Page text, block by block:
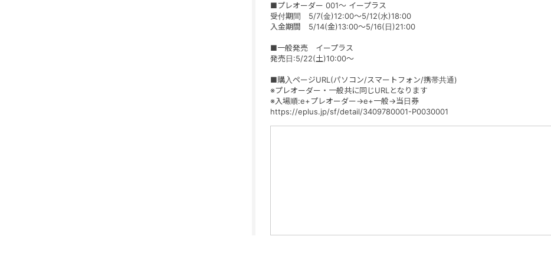
■プレオーダー 001〜 イープラス
受付期間 5/7(金)12:00〜5/12(水)18:00
入金期間 5/14(金)13:00〜5/16(日)21:00
■一般発売 イープラス
発売日:5/22(土)10:00〜
■購入ページURL(パソコン/スマートフォン/携帯共通)
※プレオーダー・一般共に同じURLとなります
※入場順:e+プレオーダー→e+一般→当日券
https://eplus.jp/sf/detail/3409780001-P0030001